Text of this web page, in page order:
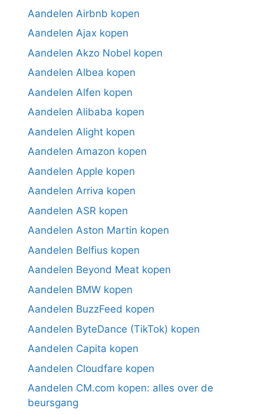
Aandelen Airbnb kopen
Aandelen Ajax kopen
Aandelen Akzo Nobel kopen
Aandelen Albea kopen
Aandelen Alfen kopen
Aandelen Alibaba kopen
Aandelen Alight kopen
Aandelen Amazon kopen
Aandelen Apple kopen
Aandelen Arriva kopen
Aandelen ASR kopen
Aandelen Aston Martin kopen
Aandelen Belfius kopen
Aandelen Beyond Meat kopen
Aandelen BMW kopen
Aandelen BuzzFeed kopen
Aandelen ByteDance (TikTok) kopen
Aandelen Capita kopen
Aandelen Cloudfare kopen
Aandelen CM.com kopen: alles over de
beursgang